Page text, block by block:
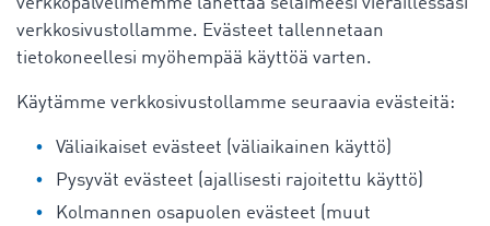
verkkopalvelimemme lähettää selaimeesi vieraillessasi
verkkosivustollamme. Evästeet tallennetaan
tietokoneellesi myöhempää käyttöä varten.
Käytämme verkkosivustollamme seuraavia evästeitä:
Väliaikaiset evästeet (väliaikainen käyttö)
Pysyvät evästeet (ajallisesti rajoitettu käyttö)
Kolmannen osapuolen evästeet (muut